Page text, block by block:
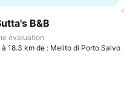
à mes favoris
B&B
évaluation
18.3 km de : Melito di Porto Salvo